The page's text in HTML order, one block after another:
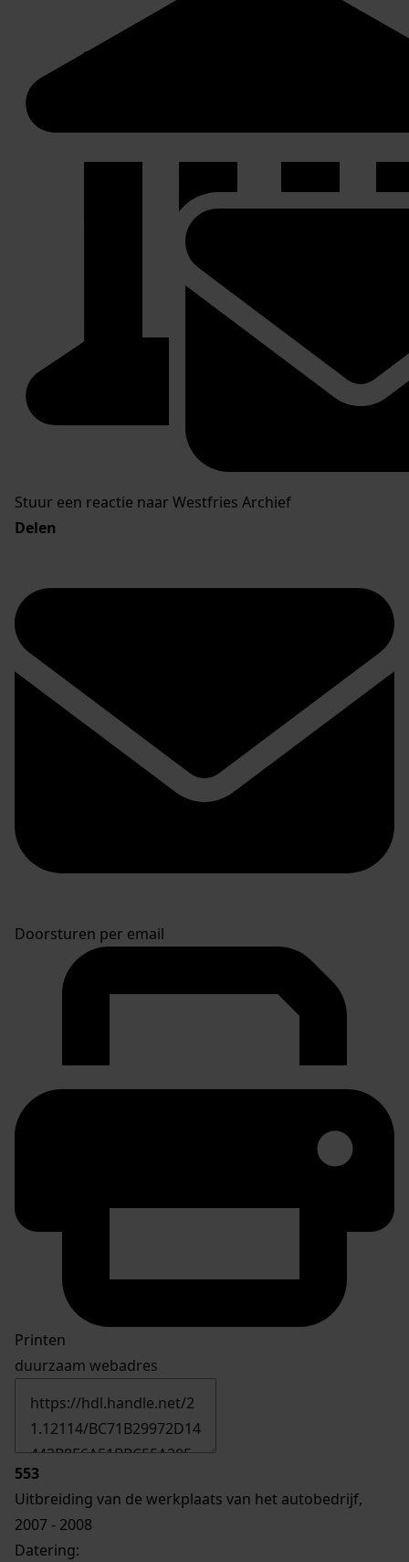
Stuur een reactie naar Westfries Archief
Delen
Doorsturen per email
Printen
duurzaam webadres
553
Uitbreiding van de werkplaats van het autobedrijf,
2007 - 2008
Datering: